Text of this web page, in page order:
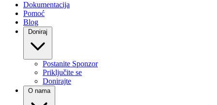
Dokumentacija
Pomoć
Blog
Doniraj
Postanite Sponzor
Priključite se
Donirajte
O nama